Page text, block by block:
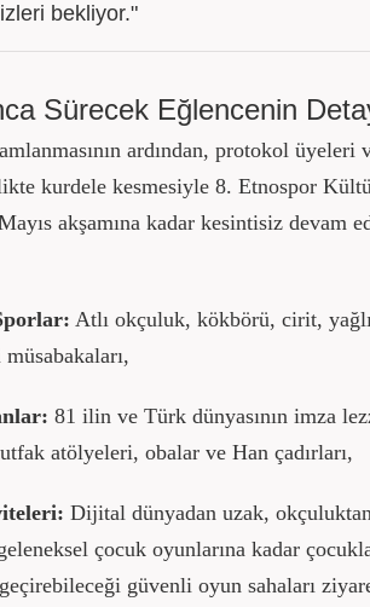
bekliyor."
Sürecek Eğlencenin
ardından, protokol üyeleri
kurdele kesmesiyle 8. Etnospor
akşamına kadar kesintisiz devam
Atlı okçuluk, kökbörü, cirit,
81 ilin ve Türk dünyasının imza
atölyeleri, obalar ve Han çadırları,
Dijital dünyadan uzak,
çocuk oyunlarına kadar
güvenli oyun sahaları